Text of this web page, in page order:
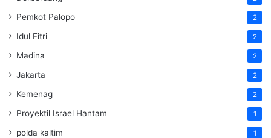
Pemkot Palopo 2
Idul Fitri 2
Madina 2
Jakarta 2
Kemenag 2
Proyektil Israel Hantam 1
polda kaltim 1